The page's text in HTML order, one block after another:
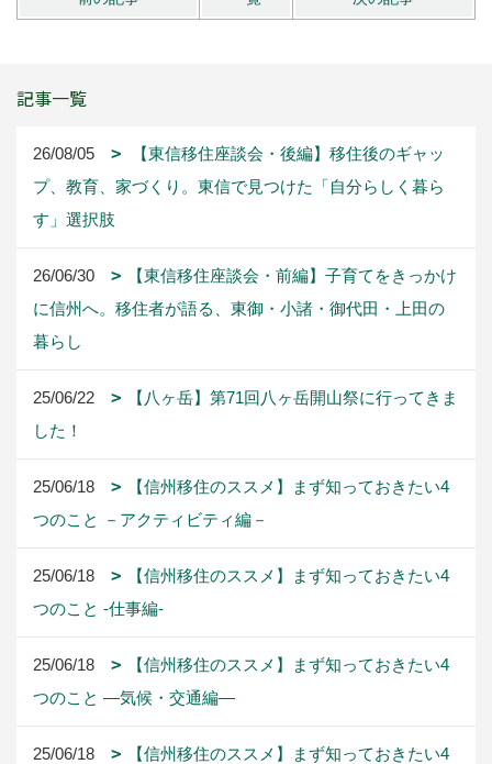
記事一覧
26/08/05
【東信移住座談会・後編】移住後のギャッ
プ、教育、家づくり。東信で見つけた「自分らしく暮ら
す」選択肢
26/06/30
【東信移住座談会・前編】子育てをきっかけ
に信州へ。移住者が語る、東御・小諸・御代田・上田の
暮らし
25/06/22
【八ヶ岳】第71回八ヶ岳開山祭に行ってきま
した！
25/06/18
【信州移住のススメ】まず知っておきたい4
つのこと －アクティビティ編－
25/06/18
【信州移住のススメ】まず知っておきたい4
つのこと -仕事編-
25/06/18
【信州移住のススメ】まず知っておきたい4
つのこと ―気候・交通編―
25/06/18
【信州移住のススメ】まず知っておきたい4